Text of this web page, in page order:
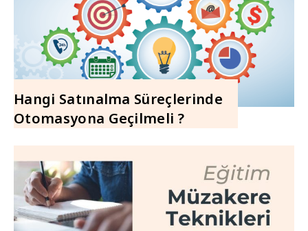
Hangi Satınalma Süreçlerinde
Otomasyona Geçilmeli ?